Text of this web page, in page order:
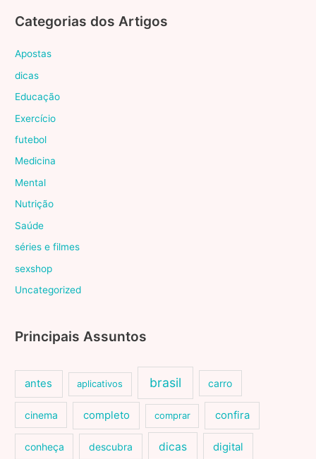
Categorias dos Artigos
Apostas
dicas
Educação
Exercício
futebol
Medicina
Mental
Nutrição
Saúde
séries e filmes
sexshop
Uncategorized
Principais Assuntos
antes aplicativos brasil carro
cinema completo comprar confira
conheça descubra dicas digital